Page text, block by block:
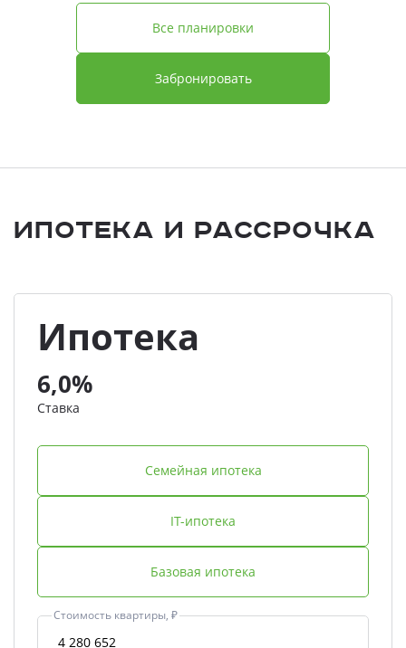
Забронировать
Все планировки
Ипотека и Рассрочка
Ипотека
6,0%
Ставка
Семейная ипотека
IT-ипотека
Базовая ипотека
Стоимость квартиры, ₽